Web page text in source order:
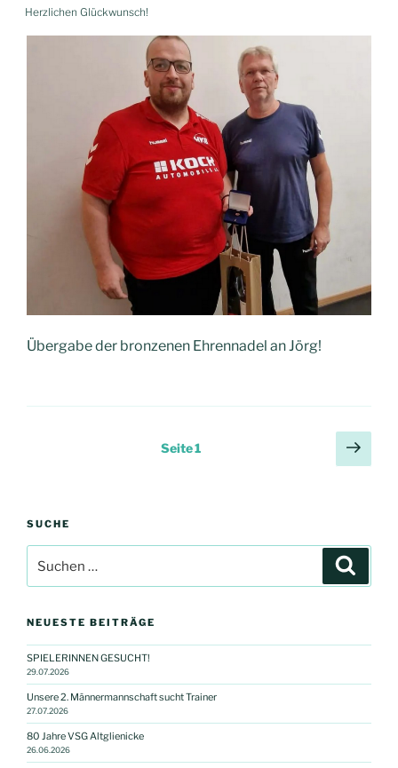
AM
Herzlichen Glückwunsch!
Übergabe der bronzenen Ehrennadel an Jörg!
Seite1
SUCHE
nach:
NEUESTE BEITRÄGE
SPIELERINNEN GESUCHT!
29.07.2026
Unsere 2. Männermannschaft sucht Trainer
27.07.2026
80 Jahre VSG Altglienicke
26.06.2026